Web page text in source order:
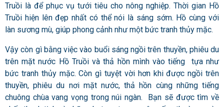
Truồi là để phục vụ tưới tiêu cho nông nghiệp. Thời gian Hồ
Truồi hiện lên đẹp nhất có thể nói là sáng sớm. Hồ cùng với
làn sương mù, giúp phong cảnh như một bức tranh thủy mặc.
Vậy còn gì bằng việc vào buổi sáng ngồi trên thuyền, phiêu du
trên mặt nước Hồ Truồi và thả hồn mình vào tiếng tựa như
bức tranh thủy mặc. Còn gì tuyệt vời hơn khi được ngồi trên
thuyền, phiêu du nơi mặt nước, thả hồn cùng những tiếng
chuông chùa vang vọng trong núi ngàn. Bạn sẽ được tìm về